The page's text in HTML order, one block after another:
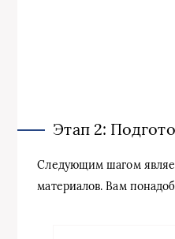
Этап 2:
Следующим шагом
материалов. Вам